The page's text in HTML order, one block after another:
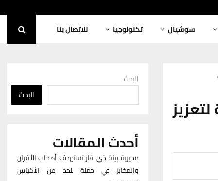
سوشيال تكنولوجيا للاتصال بنا
البحث
البحث
أحدث المقالات
مديرية بيئة ذي قار تستهدف أصحاب الأفران
والمخابز في حملة للحد من الأكياس